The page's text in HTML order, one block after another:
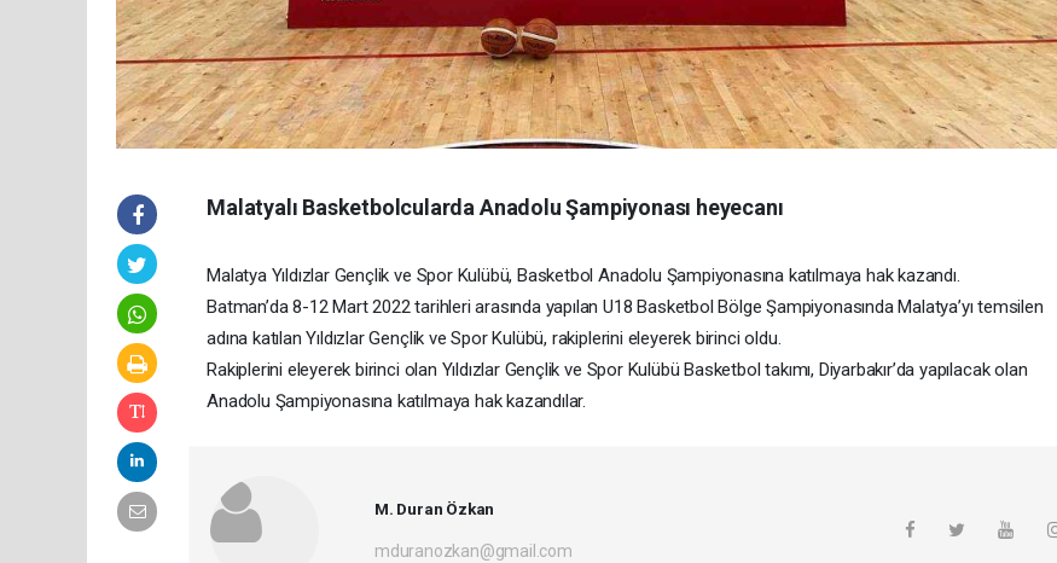
Malatyalı Basketbolcularda Anadolu Şampiyonası heyecanı
Malatya Yıldızlar Gençlik ve Spor Kulübü, Basketbol Anadolu Şampiyonasına katılmaya hak kazandı.
Batman’da 8-12 Mart 2022 tarihleri arasında yapılan U18 Basketbol Bölge Şampiyonasında Malatya’yı temsilen
adına katılan Yıldızlar Gençlik ve Spor Kulübü, rakiplerini eleyerek birinci oldu.
Rakiplerini eleyerek birinci olan Yıldızlar Gençlik ve Spor Kulübü Basketbol takımı, Diyarbakır’da yapılacak olan
Anadolu Şampiyonasına katılmaya hak kazandılar.
M. Duran Özkan
mduranozkan@gmail.com